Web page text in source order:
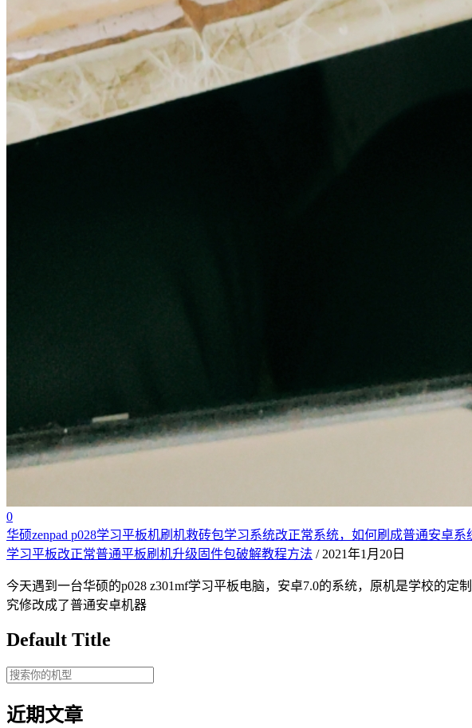
0
华硕zenpad p028学习平板机刷机救砖包学习系统改正常系统，如何刷成普通安卓
学习平板改正常普通平板刷机升级固件包破解教程方法 / 2021年1月20日
今天遇到一台华硕的p028 z301mf学习平板电脑，安卓7.0的系统，原机是学校的
究修改成了普通安卓机器
Default Title
近期文章